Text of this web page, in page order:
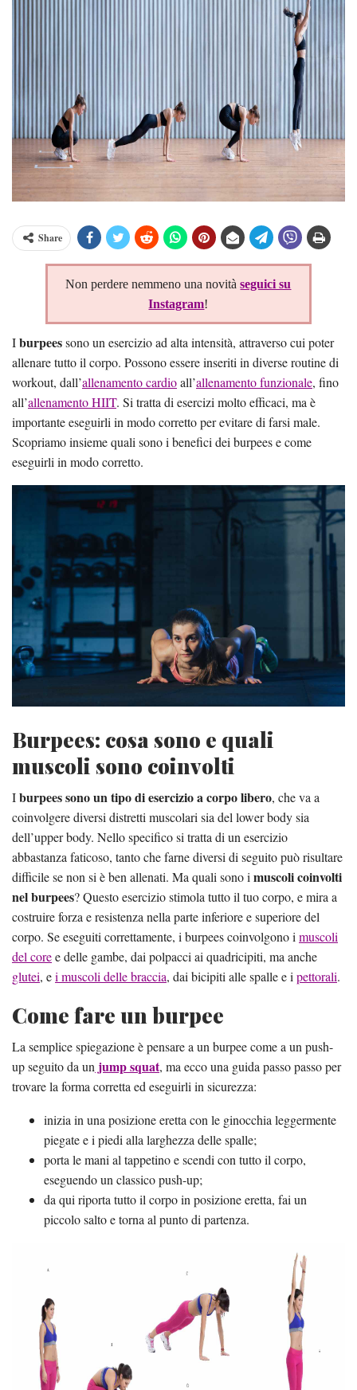
Share
Non perdere nemmeno una novitàseguici su
Instagram!
Iburpeessono un esercizio ad alta intensità, attraverso cui poter
allenare tutto il corpo. Possono essere inseriti in diverse routine di
workout, dall’allenamento cardioall’allenamento funzionale, fino
all’allenamento HIIT. Si tratta di esercizi molto efficaci, ma è
importante eseguirli in modo corretto per evitare di farsi male.
Scopriamo insieme quali sono i benefici dei burpees e come
eseguirli in modo corretto.
Burpees: cosa sono e quali
muscoli sono coinvolti
Iburpees sono un tipo di esercizio a corpo libero, che va a
coinvolgere diversi distretti muscolari sia del lower body sia
dell’upper body. Nello specifico si tratta di un esercizio
abbastanza faticoso, tanto che farne diversi di seguito può risultare
difficile se non si è ben allenati. Ma quali sono imuscoli coinvolti
nel burpees? Questo esercizio stimola tutto il tuo corpo, e mira a
costruire forza e resistenza nella parte inferiore e superiore del
corpo. Se eseguiti correttamente, i burpees coinvolgono imuscoli
del coree delle gambe, dai polpacci ai quadricipiti, ma anche
glutei, ei muscoli delle braccia, dai bicipiti alle spalle e ipettorali.
Come fare un burpee
La semplice spiegazione è pensare a un burpee come a un push-
up seguito da un jump squat, ma ecco una guida passo passo per
trovare la forma corretta ed eseguirli in sicurezza:
inizia in una posizione eretta con le ginocchia leggermente
piegate e i piedi alla larghezza delle spalle;
porta le mani al tappetino e scendi con tutto il corpo,
eseguendo un classico push-up;
da qui riporta tutto il corpo in posizione eretta, fai un
piccolo salto e torna al punto di partenza.